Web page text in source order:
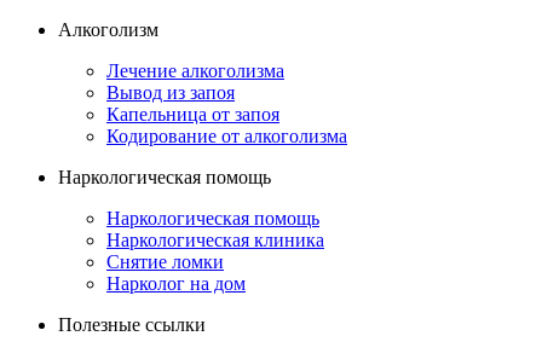
Алкоголизм
Лечение алкоголизма
Вывод из запоя
Капельница от запоя
Кодирование от алкоголизма
Наркологическая помощь
Наркологическая помощь
Наркологическая клиника
Снятие ломки
Нарколог на дом
Полезные ссылки